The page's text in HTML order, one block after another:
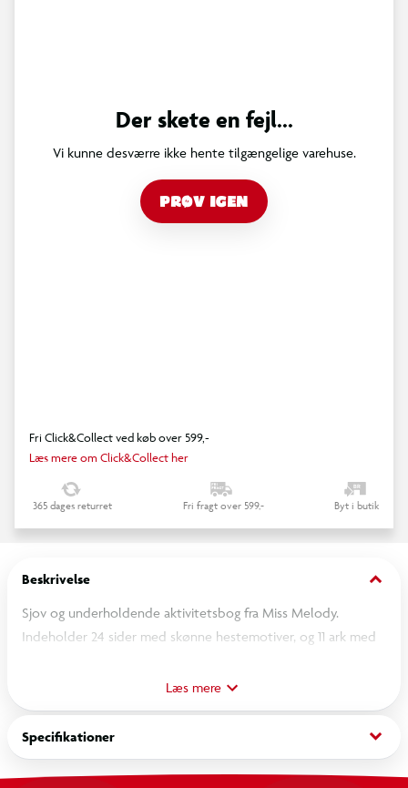
Der skete en fejl...
Vi kunne desværre ikke hente tilgængelige varehuse.
PRØV IGEN
Fri Click&Collect ved køb over 599,-
Læs mere om Click&Collect her
365 dages returret Fri fragt over 599,- Byt i butik
Beskrivelse keyboard_arrow_down
Sjov og underholdende aktivitetsbog fra Miss Melody.
Indeholder 24 sider med skønne hestemotiver, og 11 ark med
Læs mere
Specifikationer keyboard_arrow_down